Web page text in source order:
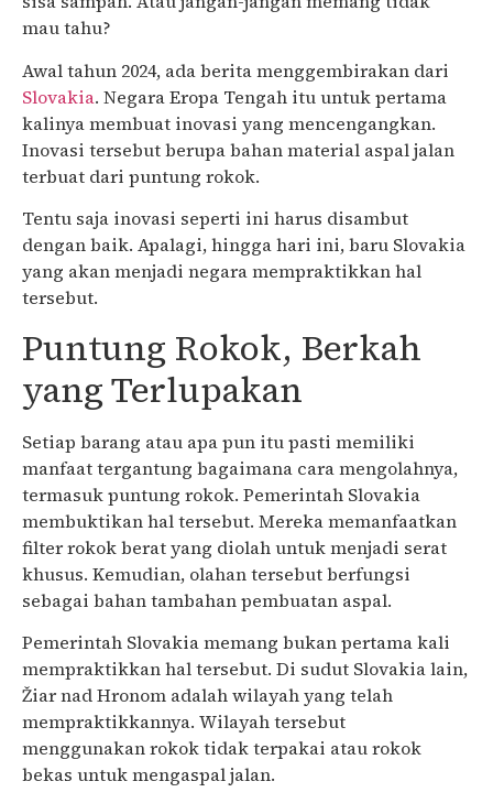
mau tahu?
Awal tahun 2024, ada berita menggembirakan dari
Slovakia. Negara Eropa Tengah itu untuk pertama
kalinya membuat inovasi yang mencengangkan.
Inovasi tersebut berupa bahan material aspal jalan
terbuat dari puntung rokok.
Tentu saja inovasi seperti ini harus disambut
dengan baik. Apalagi, hingga hari ini, baru Slovakia
yang akan menjadi negara mempraktikkan hal
tersebut.
Puntung Rokok, Berkah
yang Terlupakan
Setiap barang atau apa pun itu pasti memiliki
manfaat tergantung bagaimana cara mengolahnya,
termasuk puntung rokok. Pemerintah Slovakia
membuktikan hal tersebut. Mereka memanfaatkan
filter rokok berat yang diolah untuk menjadi serat
khusus. Kemudian, olahan tersebut berfungsi
sebagai bahan tambahan pembuatan aspal.
Pemerintah Slovakia memang bukan pertama kali
mempraktikkan hal tersebut. Di sudut Slovakia lain,
Žiar nad Hronom adalah wilayah yang telah
mempraktikkannya. Wilayah tersebut
menggunakan rokok tidak terpakai atau rokok
bekas untuk mengaspal jalan.